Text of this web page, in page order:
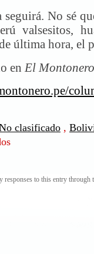
seguirá. No sé
valsesitos,
última hora, el
en El
clasificado ,
¡Bolivia
responses to this entry through